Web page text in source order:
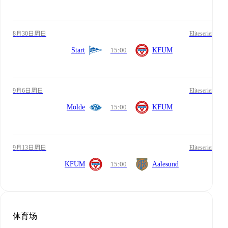
8月30日周日 Eliteserien
Start 15:00 KFUM
9月6日周日 Eliteserien
Molde 15:00 KFUM
9月13日周日 Eliteserien
KFUM 15:00 Aalesund
体育场